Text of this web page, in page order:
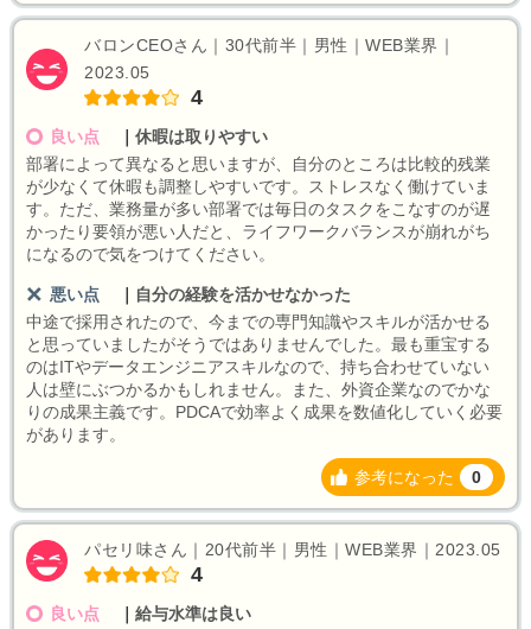
バロンCEOさん｜30代前半｜男性｜WEB業界｜
2023.05
4
良い点
休暇は取りやすい
部署によって異なると思いますが、自分のところは比較的残業
が少なくて休暇も調整しやすいです。ストレスなく働けていま
す。ただ、業務量が多い部署では毎日のタスクをこなすのが遅
かったり要領が悪い人だと、ライフワークバランスが崩れがち
になるので気をつけてください。
悪い点
自分の経験を活かせなかった
中途で採用されたので、今までの専門知識やスキルが活かせる
と思っていましたがそうではありませんでした。最も重宝する
のはITやデータエンジニアスキルなので、持ち合わせていない
人は壁にぶつかるかもしれません。また、外資企業なのでかな
りの成果主義です。PDCAで効率よく成果を数値化していく必要
があります。
参考になった 0
パセリ味さん｜20代前半｜男性｜WEB業界｜2023.05
4
良い点
給与水準は良い